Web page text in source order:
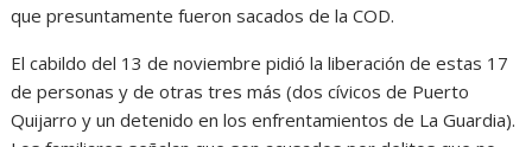
que presuntamente fueron sacados de la COD.
El cabildo del 13 de noviembre pidió la liberación de estas 17
de personas y de otras tres más (dos cívicos de Puerto
Quijarro y un detenido en los enfrentamientos de La Guardia).